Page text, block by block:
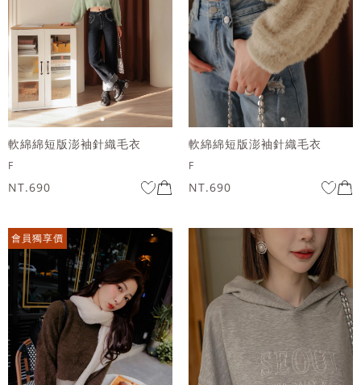
軟綿綿短版澎袖針織毛衣
F
NT.690
軟綿綿短版澎袖針織毛衣
F
NT.690
會員獨享價